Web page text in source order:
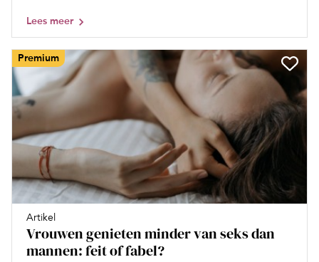
Lees meer
Premium
Artikel
Vrouwen genieten minder van seks dan
mannen: feit of fabel?